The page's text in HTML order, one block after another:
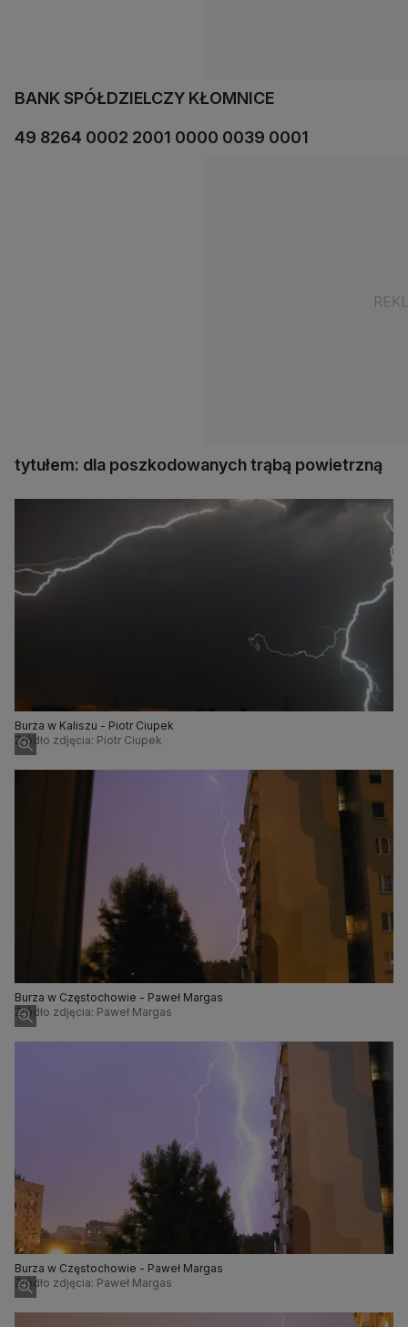
BANK SPÓŁDZIELCZY KŁOMNICE
49 8264 0002 2001 0000 0039 0001
tytułem: dla poszkodowanych trąbą powietrzną
Burza w Kaliszu - Piotr Ciupek
Źródło zdjęcia: Piotr Ciupek
Burza w Częstochowie - Paweł Margas
Źródło zdjęcia: Paweł Margas
Burza w Częstochowie - Paweł Margas
Źródło zdjęcia: Paweł Margas